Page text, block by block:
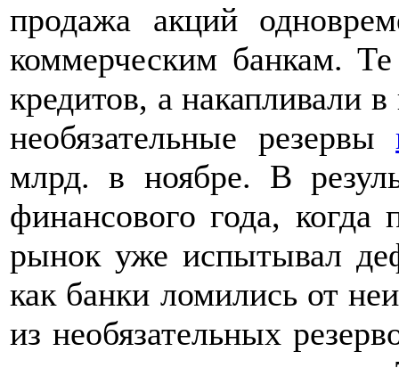
продажа акций
коммерческим банкам.
кредитов, а накапливали в
необязательные резервы
млрд. в ноябре. В
финансового года,
рынок уже испытывал
как банки ломились от
из необязательных